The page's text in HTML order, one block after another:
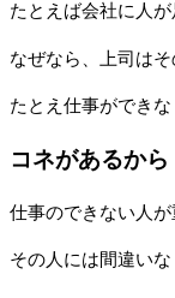
たとえば会社に人
なぜなら、上司は
たとえ仕事ができ
コネがあるから
仕事のできない人
その人には間違い